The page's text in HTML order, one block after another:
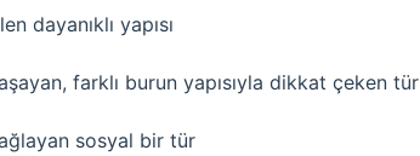
dayanıklı yapısı
farklı burun yapısıyla dikkat çeken tür
sosyal bir tür